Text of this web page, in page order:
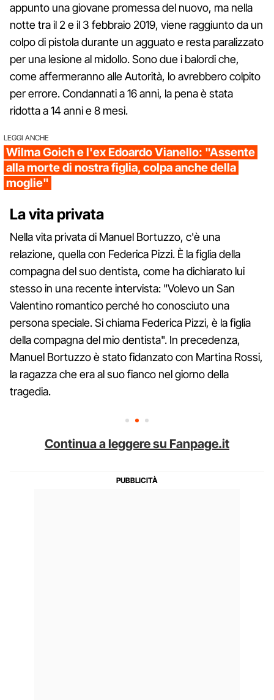
appunto una giovane promessa del nuovo, ma nella
notte tra il 2 e il 3 febbraio 2019, viene raggiunto da un
colpo di pistola durante un agguato e resta paralizzato
per una lesione al midollo. Sono due i balordi che,
come affermeranno alle Autorità, lo avrebbero colpito
per errore. Condannati a 16 anni, la pena è stata
ridotta a 14 anni e 8 mesi.
LEGGI ANCHE
Wilma Goich e l'ex Edoardo Vianello: "Assente
alla morte di nostra figlia, colpa anche della
moglie"
La vita privata
Nella vita privata di Manuel Bortuzzo, c'è una
relazione, quella con Federica Pizzi. È la figlia della
compagna del suo dentista, come ha dichiarato lui
stesso in una recente intervista: "Volevo un San
Valentino romantico perché ho conosciuto una
persona speciale. Si chiama Federica Pizzi, è la figlia
della compagna del mio dentista". In precedenza,
Manuel Bortuzzo è stato fidanzato con Martina Rossi,
la ragazza che era al suo fianco nel giorno della
tragedia.
Continua a leggere su Fanpage.it